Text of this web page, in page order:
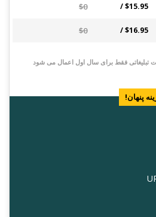
$15.95 /
$0
$16.95 /
$0
تبلیغاتی فقط برای سال اول اعمال می شود
پنهان!